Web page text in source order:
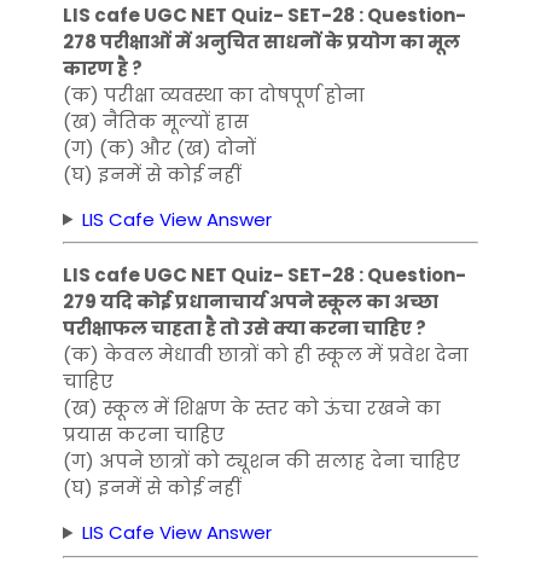
LIS cafe UGC NET Quiz- SET-28 : Question-
278 परीक्षाओं में अनुचित साधनों के प्रयोग का मूल
कारण है ?
(क) परीक्षा व्यवस्था का दोषपूर्ण होना
(ख) नैतिक मूल्यों ह्रास
(ग) (क) और (ख) दोनों
(घ) इनमें से कोई नहीं
LIS Cafe View Answer
LIS cafe UGC NET Quiz- SET-28 : Question-
279 यदि कोई प्रधानाचार्य अपने स्कूल का अच्छा
परीक्षाफल चाहता है तो उसे क्या करना चाहिए ?
(क) केवल मेधावी छात्रों को ही स्कूल में प्रवेश देना
चाहिए
(ख) स्कूल में शिक्षण के स्तर को ऊंचा रखने का
प्रयास करना चाहिए
(ग) अपने छात्रों को ट्यूशन की सलाह देना चाहिए
(घ) इनमें से कोई नहीं
LIS Cafe View Answer